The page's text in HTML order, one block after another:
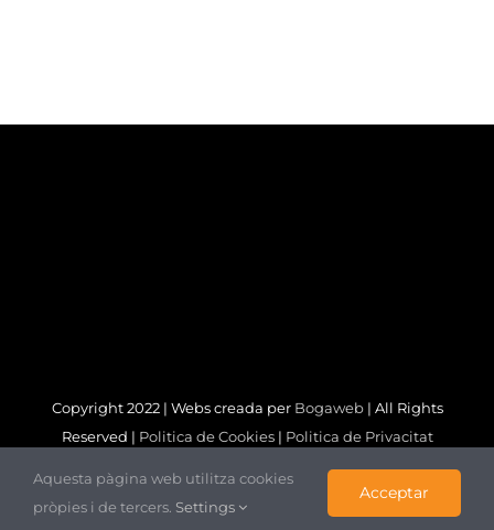
Copyright 2022 | Webs creada per Bogaweb| All Rights
Reserved | Politica de Cookies| Politica de Privacitat
LinkedIn
X
Aquesta pàgina web utilitza cookies
pròpies i de tercers. Settings
Acceptar